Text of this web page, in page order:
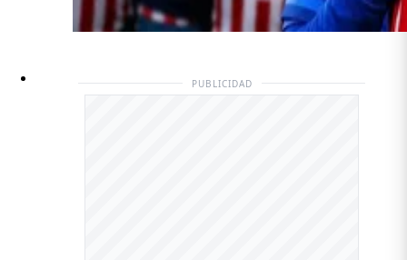
PUBLICIDAD